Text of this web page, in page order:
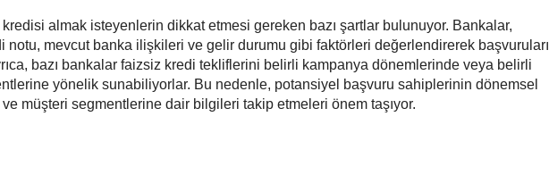
almak isteyenlerin dikkat etmesi gereken bazı şartlar bulunuyor. Bankalar,
notu, mevcut banka ilişkileri ve gelir durumu gibi faktörleri değerlendirerek başvuruları
bazı bankalar faizsiz kredi tekliflerini belirli kampanya dönemlerinde veya belirli
yönelik sunabiliyorlar. Bu nedenle, potansiyel başvuru sahiplerinin dönemsel
müşteri segmentlerine dair bilgileri takip etmeleri önem taşıyor.